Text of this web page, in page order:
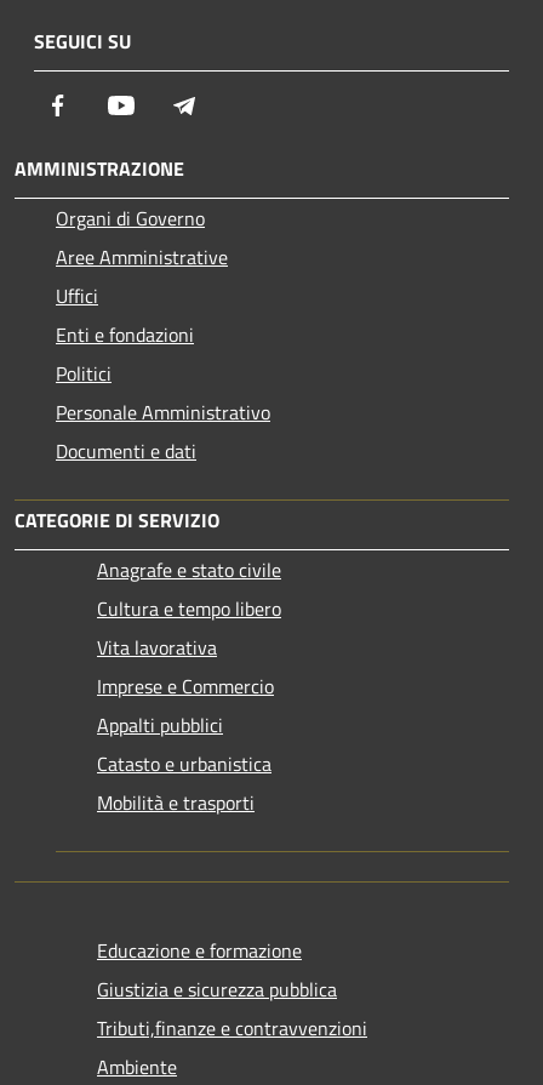
SEGUICI SU
Facebook Youtube
AMMINISTRAZIONE
Organi di Governo
Aree Amministrative
Uffici
Enti e fondazioni
Politici
Personale Amministrativo
Documenti e dati
CATEGORIE DI SERVIZIO
Anagrafe e stato civile
Cultura e tempo libero
Vita lavorativa
Imprese e Commercio
Appalti pubblici
Catasto e urbanistica
Mobilità e trasporti
Educazione e formazione
Giustizia e sicurezza pubblica
Tributi,finanze e contravvenzioni
Ambiente